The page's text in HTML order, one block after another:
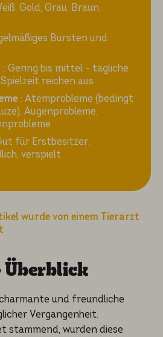
Gold, Grau, Braun,
Bürsten und
: Gering bis mittel – tägliche
reichen aus
: Atemprobleme (bedingt
Augenprobleme,
für Erstbesitzer,
verspielt
wurde von einem Tierarzt
und freundliche
Vergangenheit.
stammend, wurden diese